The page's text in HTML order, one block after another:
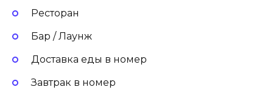
Ресторан
Бар / Лаунж
Доставка еды в номер
Завтрак в номер